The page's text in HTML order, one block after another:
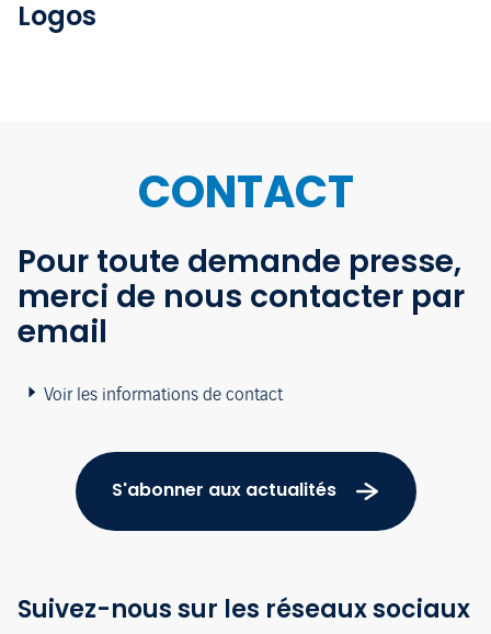
Logos
CONTACT
Pour toute demande presse,
merci de nous contacter par
email
Voir les informations de contact
S'abonner aux actualités
Suivez-nous sur les réseaux sociaux